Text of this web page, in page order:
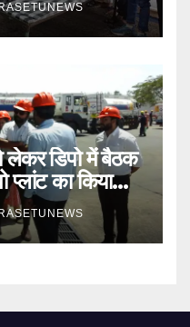
लेकर डिपो में बैठक
प्लांट का किया